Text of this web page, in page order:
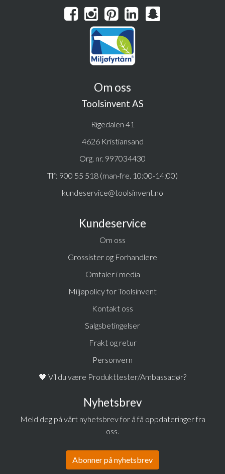
Om oss
Toolsinvent AS
Rigedalen 41
4626 Kristiansand
Org. nr. 997034430
Tlf: 900 55 518 (man-fre. 10:00-14:00)
kundeservice@toolsinvent.no
Kundeservice
Om oss
Grossister og Forhandlere
Omtaler i media
Miljøpolicy for Toolsinvent
Kontakt oss
Salgsbetingelser
Frakt og retur
Personvern
🧡 Vil du være Produkttester/Ambassadør?
Nyhetsbrev
Meld deg på vårt nyhetsbrev for å få oppdateringer fra
oss.
Abonner på nyhetsbrev